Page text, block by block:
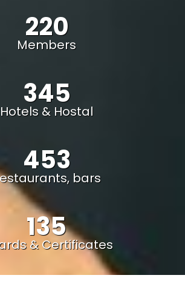
220
Members
345
Hotels & Hostal
453
bars
135
& Certificates